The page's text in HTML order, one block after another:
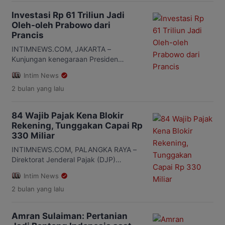
Investasi Rp 61 Triliun Jadi
Oleh-oleh Prabowo dari
Prancis
INTIMNEWS.COM, JAKARTA –
Kunjungan kenegaraan Presiden
membuahkan hasil konkret di bidang
ekonomi. Pemerintah Indonesia dan
komersial senilai USD3,5 miliar atau
sekitar Rp61,25 triliun. Kesepakatan
tersebut menjadi salah satu capaian
penting dalam upaya memperkuat
hubungan ekonomi dan investasi antara
Intim News
2 bulan yang lalu
84 Wajib Pajak Kena Blokir
Rekening, Tunggakan Capai Rp
330 Miliar
INTIMNEWS.COM, PALANGKA RAYA –
Direktorat Jenderal Pajak (DJP)
rekening 84 wajib pajak (WP) secara
serentak dalam operasi penagihan
puluhan wajib pajak tersebut mencapai
Intim News
2 bulan yang lalu
Amran Sulaiman: Pertanian